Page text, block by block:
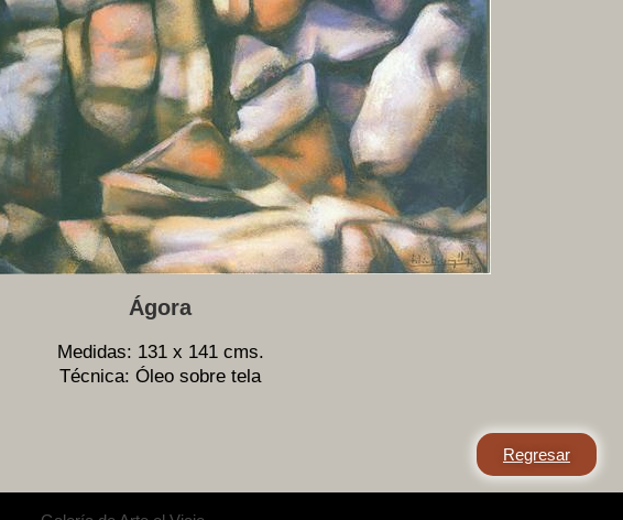
Ágora
Medidas: 131 x 141 cms.
Técnica: Óleo sobre tela
Regresar